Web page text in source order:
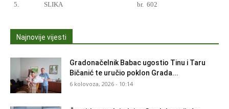
5.
SLIKA br. 602
Najnovije vijesti
Gradonačelnik Babac ugostio Tinu i Taru
Bičanić te uručio poklon Grada...
6 kolovoza, 2026 - 10:14